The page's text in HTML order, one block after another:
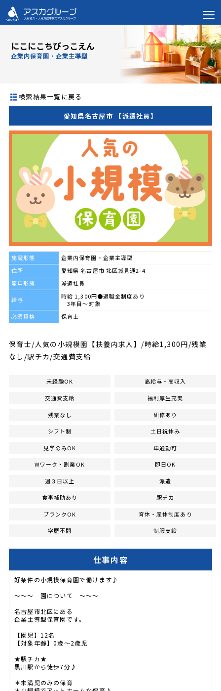
にこにこちびっこえん
企業内保育園・企業主導型
検索結果一覧に戻る
愛知県名古屋市 【派遣社員】
施設形態
企業内保育園・企業主導型
住所
愛知県 名古屋市 北区城見通2-4
雇用形態
派遣社員
給与
時給 1,300円●退職金制度あり
3年目～対象
必須資格
保育士
保育士/人気の小規模園【扶養内求人】/時給1,300円/残業
なし/駅チカ/交通費支給
未経験OK 高給与・高収入
交通費支給 福利厚生充実
残業なし 研修あり
シフト制 土日祝休み
見学のみOK 車通勤可
Wワーク・副業OK 即日OK
週３日以上 派遣
食事補助あり 駅チカ
ブランクOK 育休・産休制度あり
学歴不問 制服支給
仕事内容
好条件の小規模保育園で働けます♪
～～～ 園について ～～～
名古屋市北区にある
企業主導型保育園です。
【園児】12名
【対象年齢】0歳～2歳児
★駅チカ★
黒川駅から徒歩7分♪
＊未満児のみの保育